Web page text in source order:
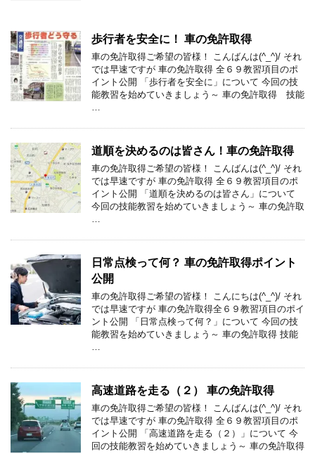
歩行者を安全に！ 車の免許取得
車の免許取得ご希望の皆様！ こんばんは(^_^)/ それ
では早速ですが 車の免許取得 全６９教習項目のポ
イント公開 「歩行者を安全に」について 今回の技
能教習を始めていきましょう～ 車の免許取得 技能
道順を決めるのは皆さん！車の免許取得
車の免許取得ご希望の皆様！ こんばんは(^_^)/ それ
では早速ですが 車の免許取得 全６９教習項目のポ
イント公開 「道順を決めるのは皆さん」について
今回の技能教習を始めていきましょう～ 車の免許取
日常点検って何？ 車の免許取得ポイント
公開
車の免許取得ご希望の皆様！ こんにちは(^_^)/ それ
では早速ですが 車の免許取得全６９教習項目のポイ
ント公開 「日常点検って何？」について 今回の技
能教習を始めていきましょう～ 車の免許取得 技能
高速道路を走る（２） 車の免許取得
車の免許取得ご希望の皆様！ こんばんは(^_^)/ それ
では早速ですが 車の免許取得 全６９教習項目のポ
イント公開 「高速道路を走る（２）」について 今
回の技能教習を始めていきましょう～ 車の免許取得